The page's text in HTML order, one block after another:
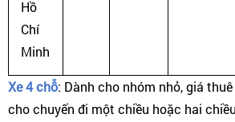
Hồ
Chí
Minh
Xe 4 chỗ: Dành cho nhóm nhỏ, giá
cho chuyến đi một chiều hoặc hai